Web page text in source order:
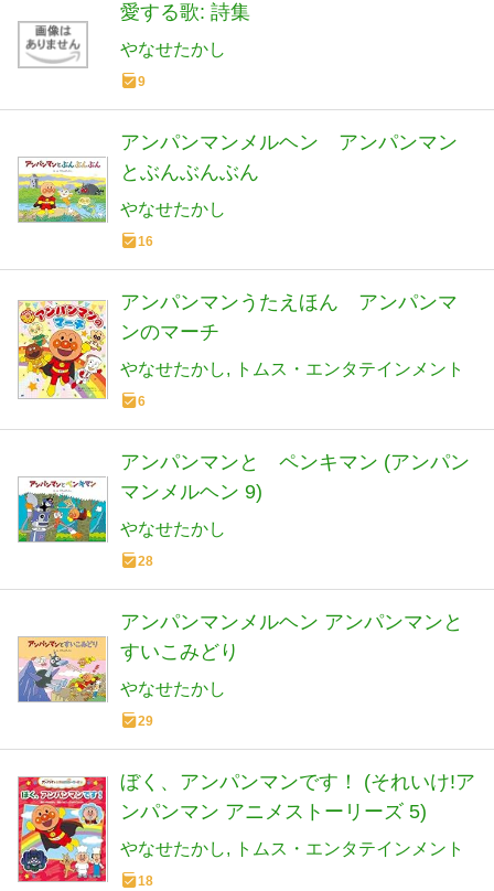
愛する歌: 詩集
やなせたかし
9
アンパンマンメルヘン アンパンマン
とぶんぶんぶん
やなせたかし
16
アンパンマンうたえほん アンパンマ
ンのマーチ
やなせたかし トムス・エンタテインメント
6
アンパンマンと ペンキマン (アンパン
マンメルヘン 9)
やなせたかし
28
アンパンマンメルヘン アンパンマンと
すいこみどり
やなせたかし
29
ぼく、アンパンマンです！ (それいけ!ア
ンパンマン アニメストーリーズ 5)
やなせたかし トムス・エンタテインメント
18